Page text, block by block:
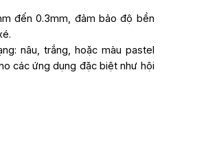
đến 0.3mm, đảm bảo độ bền
nâu, trắng, hoặc màu pastel
các ứng dụng đặc biệt như hội